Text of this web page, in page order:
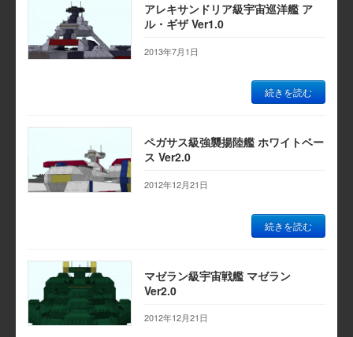
アレキサンドリア級宇宙巡洋艦 ア
ル・ギザ Ver1.0
2013年7月1日
続きを読む
ペガサス級強襲揚陸艦 ホワイトベー
ス Ver2.0
2012年12月21日
続きを読む
マゼラン級宇宙戦艦 マゼラン
Ver2.0
2012年12月21日